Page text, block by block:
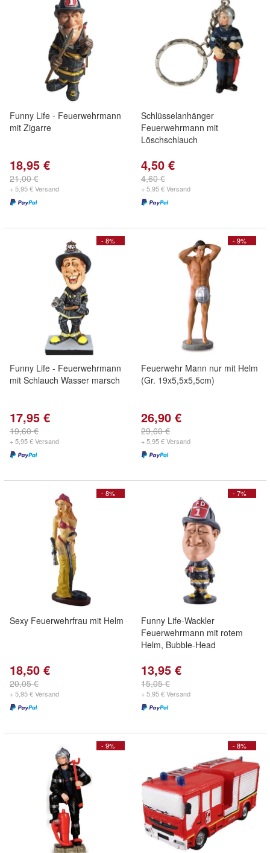
Funny Life - Feuerwehrmann
mit Zigarre
18,95 €
21,00 €
+ 5,95 € Versand
Schlüsselanhänger
Feuerwehrmann mit
Löschschlauch
4,50 €
4,60 €
+ 5,95 € Versand
- 8%
Funny Life - Feuerwehrmann
mit Schlauch Wasser marsch
17,95 €
19,60 €
+ 5,95 € Versand
- 9%
Feuerwehr Mann nur mit Helm
(Gr. 19x5,5x5,5cm)
26,90 €
29,60 €
+ 5,95 € Versand
- 8%
Sexy Feuerwehrfrau mit Helm
18,50 €
20,05 €
+ 5,95 € Versand
- 7%
Funny Life-Wackler
Feuerwehrmann mit rotem
Helm, Bubble-Head
13,95 €
15,05 €
+ 5,95 € Versand
- 9% - 8%